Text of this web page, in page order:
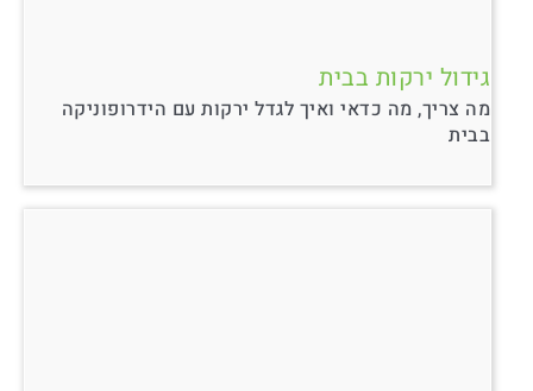
גידול ירקות בבית
מה צריך, מה כדאי ואיך לגדל ירקות עם הידרופוניקה
בבית